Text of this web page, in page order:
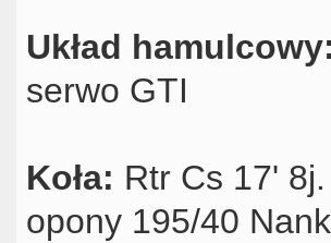
Układ
serwo GTI
Koła: Rtr Cs 17'
opony 195/40